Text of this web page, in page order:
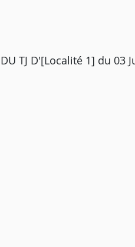
TJ D'[Localité 1] du 03